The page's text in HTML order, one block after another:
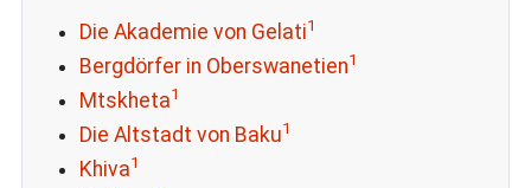
Die Akademie von Gelati1
Bergdörfer in Oberswanetien1
Mtskheta1
Die Altstadt von Baku1
Khiva1